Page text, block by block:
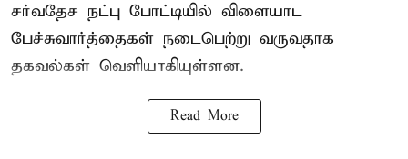
சர்வதேச நட்பு போட்டியில் விளையாட
பேச்சுவார்த்தைகள் நடைபெற்று வருவதாக
தகவல்கள் வெளியாகியுள்ளன.
Read More